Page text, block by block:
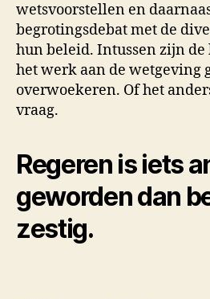
wetsvoorstellen en
begrotingsdebat met de
hun beleid. Intussen zijn de
het werk aan de wetgeving
overwoekeren. Of het
vraag.
Regeren is iets
geworden dan
zestig.